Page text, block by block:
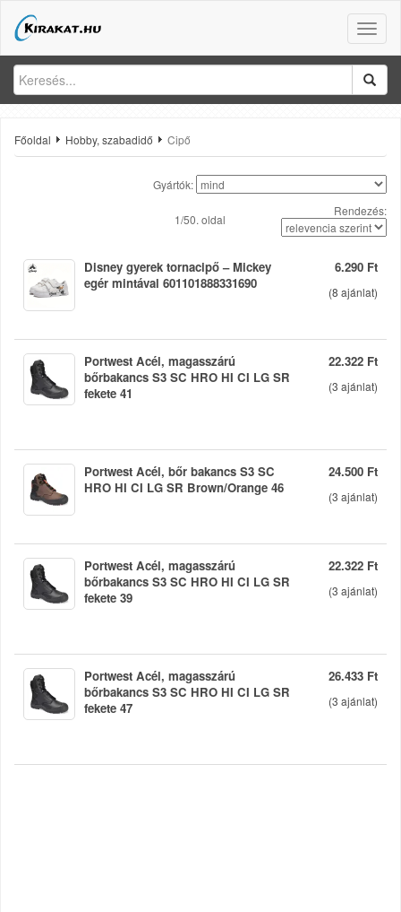
Toggle
Főoldal Hobby, szabadidő Cipő
Gyártók:
1/50. oldal
Rendezés:
6.290 Ft
(8 ajánlat)
Disney gyerek tornacipő – Mickey
egér mintával 601101888331690
22.322 Ft
(3 ajánlat)
Portwest Acél, magasszárú
bőrbakancs S3 SC HRO HI CI LG SR
fekete 41
24.500 Ft
(3 ajánlat)
Portwest Acél, bőr bakancs S3 SC
HRO HI CI LG SR Brown/Orange 46
22.322 Ft
(3 ajánlat)
Portwest Acél, magasszárú
bőrbakancs S3 SC HRO HI CI LG SR
fekete 39
26.433 Ft
(3 ajánlat)
Portwest Acél, magasszárú
bőrbakancs S3 SC HRO HI CI LG SR
fekete 47